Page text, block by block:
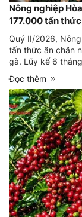
Nông nghiệp
177.000 tấn
Quý II/2026,
tấn thức ăn chăn
gà. Lũy kế 6
Đọc thêm